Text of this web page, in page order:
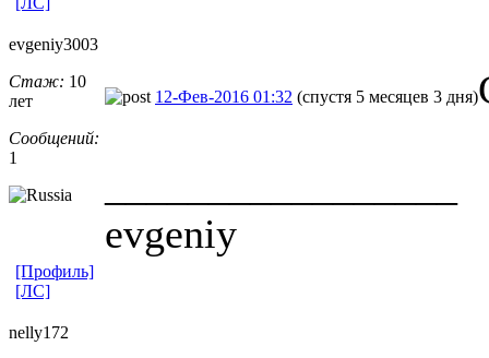
evgeniy3003
Стаж: 10
лет
Сообщений:
1
12-Фев-2016 01:32 (спустя 5 месяцев 3 дня)
evgeniy
[Профиль]
[ЛС]
nelly172